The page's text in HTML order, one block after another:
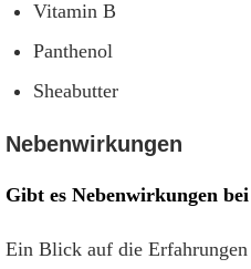
Vitamin B
Panthenol
Sheabutter
Nebenwirkungen
Gibt es Nebenwirkungen
Ein Blick auf die